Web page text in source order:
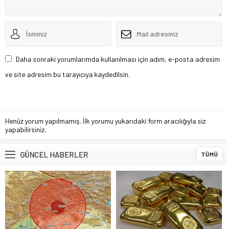
Daha sonraki yorumlarımda kullanılması için adım, e-posta adresim
ve site adresim bu tarayıcıya kaydedilsin.
Henüz yorum yapılmamış. İlk yorumu yukarıdaki form aracılığıyla siz
yapabilirsiniz.
GÜNCEL HABERLER TÜMÜ